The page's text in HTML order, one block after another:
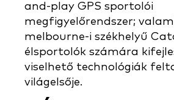
and-play GPS sportolói
megfigyelőrendszer;
melbourne-i székhelyű
élsportolók számára
viselhető technológiák
világelsője.